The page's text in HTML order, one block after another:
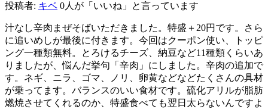
投稿者: キベ 0人が「いいね」と言っています
汁なし辛肉まぜそばいただきました。特盛＋20円です。さら
に追いめしが最後に付きます。今回はクーポン使い、トッピ
ング一種類無料。とろけるチーズ、納豆など11種類くらいあ
りましたが、悩んだ挙句「辛肉」にしました。辛肉の追加で
す。ネギ、ニラ、ゴマ、ノリ、卵黄などなどたくさんの具材
が乗ってます。バランスのいい食材です。硫化アリルが脂肪
燃焼させてくれるのか、特盛食べても翌日太らないんですよ